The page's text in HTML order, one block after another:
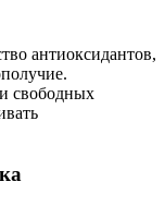
антиоксидантов,
свободных